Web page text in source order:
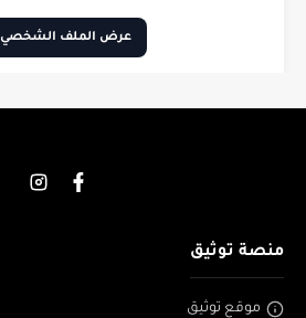
عرض الملف الشخصي
منصة توثيق
موقع توثيق